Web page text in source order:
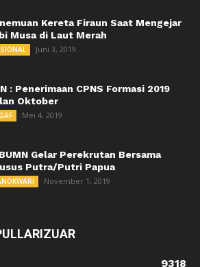
Kereta Firaun Saat Mengejar
Musa di Laut Merah
Juni 3, 2019
: Penerimaan CPNS Formasi 2019
Oktober
Mei 4, 2019
Gelar Perekrutan Bersama
Putra/Putri Papua
November 1, 2019
9318